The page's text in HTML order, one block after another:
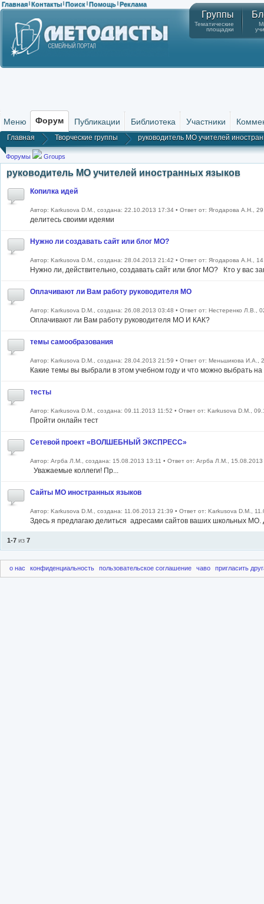
Главная | Контакты | Поиск | Помощь | Реклама
Группы
Тематические
площадки
Меню Форум Публикации Библиотека Участники
Главная Творческие группы руководитель МО учителей
Форумы Groups
руководитель МО учителей иностранных языков
Копилка идей
Автор: Karkusova D.M., создана: 22.10.2013 17:34 • Ответ от: Ягодарова А.Н.,
делитесь своими идеями
Нужно ли создавать сайт или блог МО?
Автор: Karkusova D.M., создана: 28.04.2013 21:42 • Ответ от: Ягодарова А.Н.,
Нужно ли, действительно, создавать сайт или блог МО? Кто у вас
Оплачивают ли Вам работу руководителя МО
Автор: Karkusova D.M., создана: 26.08.2013 03:48 • Ответ от: Нестеренко Л.В.,
Оплачивают ли Вам работу руководителя МО И КАК?
темы самообразования
Автор: Karkusova D.M., создана: 28.04.2013 21:59 • Ответ от: Меньшикова И.А.,
Какие темы вы выбрали в этом учебном году и что можно выбрать
тесты
Автор: Karkusova D.M., создана: 09.11.2013 11:52 • Ответ от: Karkusova D.M.,
Пройти онлайн тест
Сетевой проект «ВОЛШЕБНЫЙ ЭКСПРЕСС»
Автор: Агрба Л.М., создана: 15.08.2013 13:11 • Ответ от: Агрба Л.М., 15.08.2013
Уважаемые коллеги! Пр...
Сайты МО иностранных языков
Автор: Karkusova D.M., создана: 11.06.2013 21:39 • Ответ от: Karkusova D.M.,
Здесь я предлагаю делиться адресами сайтов ваших школьных МО.
1-7 из 7
о нас конфиденциальность пользовательское соглашение чаво пригласить